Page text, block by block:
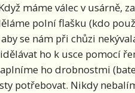
máme válec v usárně,
polní flašku (kdo
se nám při chůzi
ho k usce pomocí
ho drobnostmi
potřebovat. Nikdy